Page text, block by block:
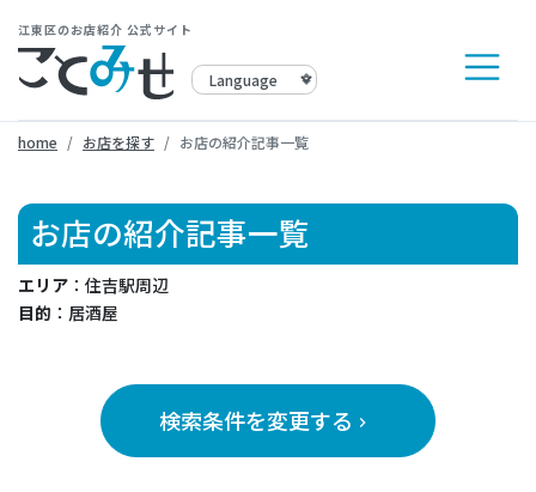
江東区のお店紹介 公式サイト
home お店を探す お店の紹介記事一覧
お店の紹介記事一覧
エリア ：住吉駅周辺
目的 ：居酒屋
検索条件を変更する keyboard_arrow_right